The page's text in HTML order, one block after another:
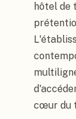
hôtel de
cœur du